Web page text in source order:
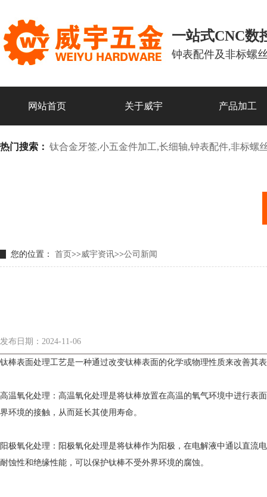
一站式CNC数
钟表配件及非标螺
网站首页 关于威宇 产品加工
热门搜索： 钛合金牙签,小五金件加工,长细轴,钟表配件,非标螺
您的位置： 首页 >>威宇资讯>>公司新闻
发布日期：2024-11-06
钛棒表面处理工艺是一种通过改变钛棒表面的化学或物理性质来改善其
高温氧化处理：高温氧化处理是将钛棒放置在高温的氧气环境中进行表
界环境的接触，从而延长其使用寿命。
阳极氧化处理：阳极氧化处理是将钛棒作为阳极，在电解液中通以直
耐蚀性和绝缘性能，可以保护钛棒不受外界环境的腐蚀。